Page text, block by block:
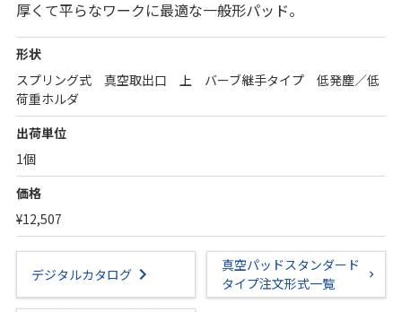
厚くて平らなワークに最適な一般形パッド。
形状
スプリング式 真空取出口 上 バーブ継手タイプ 低発塵／低
荷重ホルダ
出荷単位
1個
価格
¥12,507
デジタルカタログ
真空パッドスタンダード
タイプ注文形式一覧